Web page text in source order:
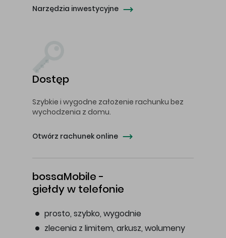
Narzędzia inwestycyjne
Dostęp
Szybkie i wygodne założenie rachunku bez
wychodzenia z domu.
Otwórz rachunek online
bossaMobile -
giełdy w telefonie
prosto, szybko, wygodnie
zlecenia z limitem, arkusz, wolumeny